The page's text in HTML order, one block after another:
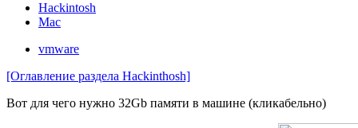
Hackintosh
Mac
vmware
[Оглавление раздела Hackinthosh]
Вот для чего нужно 32Gb памяти в машине (кликабельно)